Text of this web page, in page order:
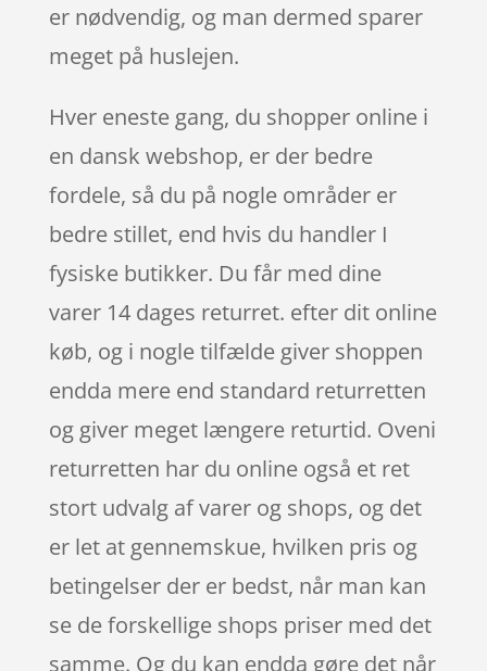
er nødvendig, og man dermed sparer
meget på huslejen.
Hver eneste gang, du shopper online i
en dansk webshop, er der bedre
fordele, så du på nogle områder er
bedre stillet, end hvis du handler I
fysiske butikker. Du får med dine
varer 14 dages returret. efter dit online
køb, og i nogle tilfælde giver shoppen
endda mere end standard returretten
og giver meget længere returtid. Oveni
returretten har du online også et ret
stort udvalg af varer og shops, og det
er let at gennemskue, hvilken pris og
betingelser der er bedst, når man kan
se de forskellige shops priser med det
samme. Og du kan endda gøre det når